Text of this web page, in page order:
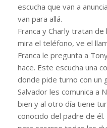
escucha que van a
van para allá.
Franca y Charly tratan
mira el teléfono, ve el
Franca le pregunta a
hace. Este escucha una
donde pide turno con un
Salvador les comunica a
bien y al otro día tiene
conocido del padre de